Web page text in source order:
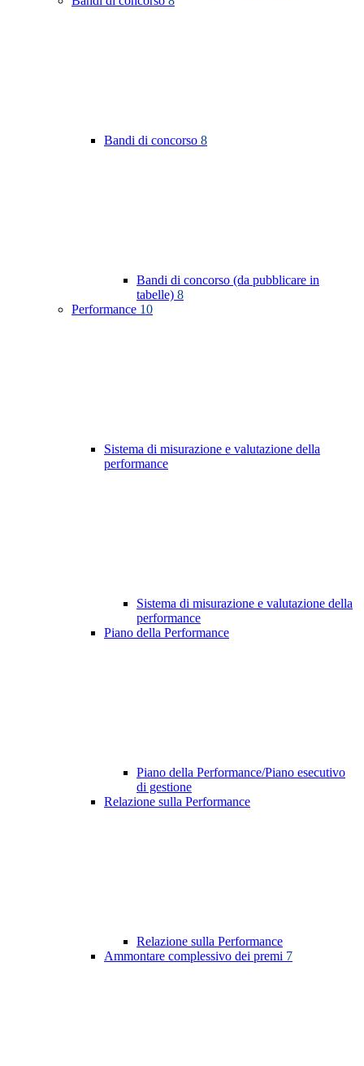
Bandi di concorso 8
Bandi di concorso (da pubblicare in
tabelle) 8
Performance 10
Sistema di misurazione e valutazione della
performance
Sistema di misurazione e valutazione della
performance
Piano della Performance
Piano della Performance/Piano esecutivo
di gestione
Relazione sulla Performance
Relazione sulla Performance
Ammontare complessivo dei premi 7